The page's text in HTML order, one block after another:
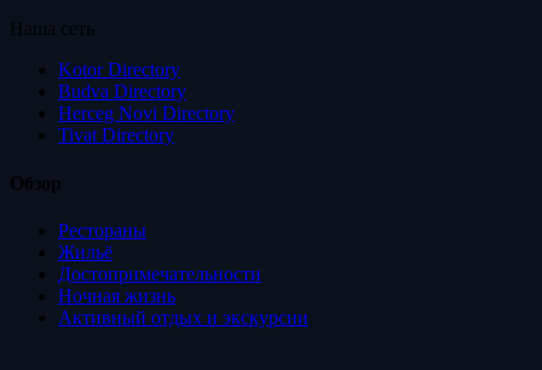
Наша сеть
Kotor Directory
Budva Directory
Herceg Novi Directory
Tivat Directory
Обзор
Рестораны
Жильё
Достопримечательности
Ночная жизнь
Активный отдых и экскурсии